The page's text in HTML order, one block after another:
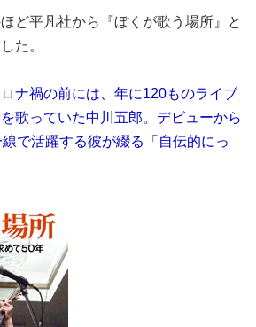
ど平凡社から『ぼくが歌う場所』と
た。
ナ禍の前には、年に120ものライブ
歌っていた中川五郎。デビューから
で活躍する彼が綴る「自伝的にっ